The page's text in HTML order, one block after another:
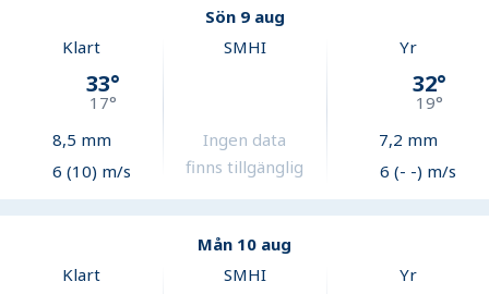
Sön 9 aug
Klart
33°
17°
8,5 mm
6 (10) m/s
SMHI
Ingen data
finns tillgänglig
Yr
32°
19°
7,2 mm
6 (- -) m/s
Mån 10 aug
Klart
SMHI Yr